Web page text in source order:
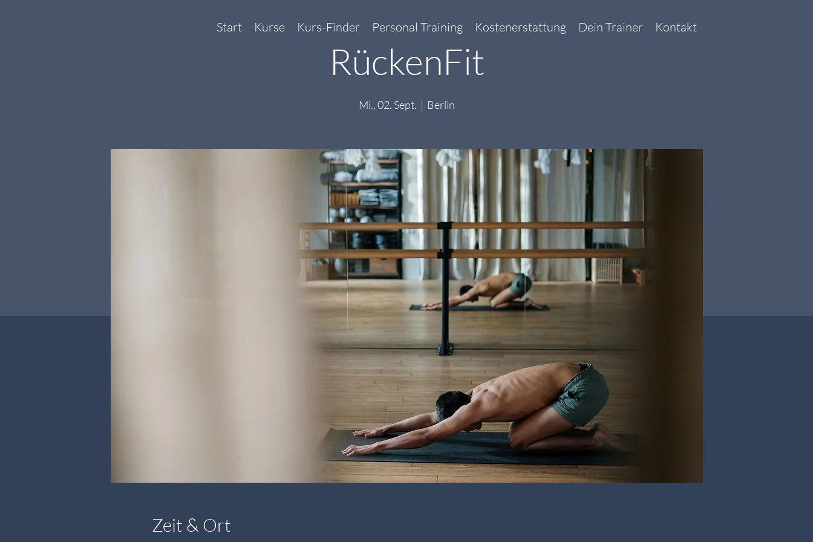
RückenFit
Mi., 02. Sept.
  |
Berlin
Zeit & Ort
Start Kurse Kurs-Finder Personal Training Kostenerstattung Dein Trainer Kontakt